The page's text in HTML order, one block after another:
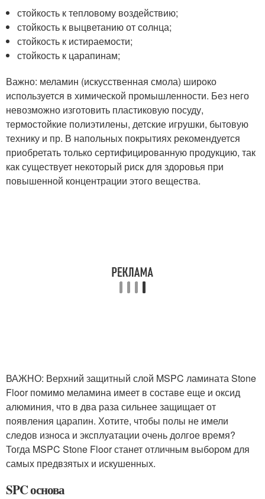
стойкость к тепловому воздействию;
стойкость к выцветанию от солнца;
стойкость к истираемости;
стойкость к царапинам;
Важно: меламин (искусственная смола) широко
используется в химической промышленности. Без него
невозможно изготовить пластиковую посуду,
термостойкие полиэтилены, детские игрушки, бытовую
технику и пр. В напольных покрытиях рекомендуется
приобретать только сертифицированную продукцию, так
как существует некоторый риск для здоровья при
повышенной концентрации этого вещества.
ВАЖНО: Верхний защитный слой MSPC ламината Stone
Floor помимо меламина имеет в составе еще и оксид
алюминия, что в два раза сильнее защищает от
появления царапин. Хотите, чтобы полы не имели
следов износа и эксплуатации очень долгое время?
Тогда MSPC Stone Floor станет отличным выбором для
самых предвзятых и искушенных.
SPC основа